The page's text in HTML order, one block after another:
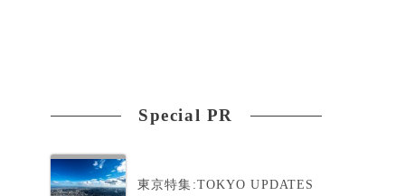
Special PR
東京特集:TOKYO UPDATES